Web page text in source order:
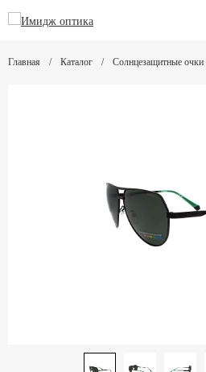
Главная Каталог Солнцезащитные очки